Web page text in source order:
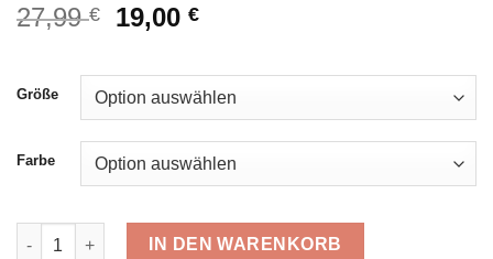
27,99€
Ursprünglicher
war:
27,99 €
19,00€Aktueller
ist:
19,00 €.
Größe
Farbe
Comte Shorty 261820 Menge
IN DEN WARENKORB